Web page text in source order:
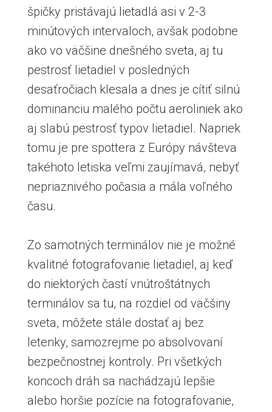
špičky pristávajú lietadlá asi v 2-3
minútových intervaloch, avšak podobne
ako vo väčšine dnešného sveta, aj tu
pestrosť lietadiel v posledných
desaťročiach klesala a dnes je cítiť silnú
dominanciu malého počtu aeroliniek ako
aj slabú pestrosť typov lietadiel. Napriek
tomu je pre spottera z Európy návšteva
takéhoto letiska veľmi zaujímavá, nebyť
nepriaznivého počasia a mála voľného
času.
Zo samotných terminálov nie je možné
kvalitné fotografovanie lietadiel, aj keď
do niektorých častí vnútroštátnych
terminálov sa tu, na rozdiel od väčšiny
sveta, môžete stále dostať aj bez
letenky, samozrejme po absolvovaní
bezpečnostnej kontroly. Pri všetkých
koncoch dráh sa nachádzajú lepšie
alebo horšie pozície na fotografovanie,